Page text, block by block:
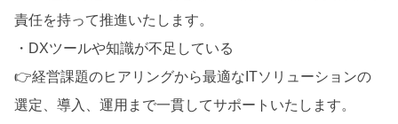
責任を持って推進いたします。
・DXツールや知識が不足している
👉経営課題のヒアリングから最適なITソリューションの
選定、導入、運用まで一貫してサポートいたします。